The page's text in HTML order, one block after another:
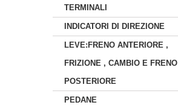
TERMINALI
INDICATORI DI DIREZIONE
LEVE:FRENO ANTERIORE ,
FRIZIONE , CAMBIO E FRENO
POSTERIORE
PEDANE